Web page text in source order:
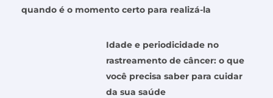
quando é o momento certo para realizá-la
Idade e periodicidade no
rastreamento de câncer: o que
você precisa saber para cuidar
da sua saúde